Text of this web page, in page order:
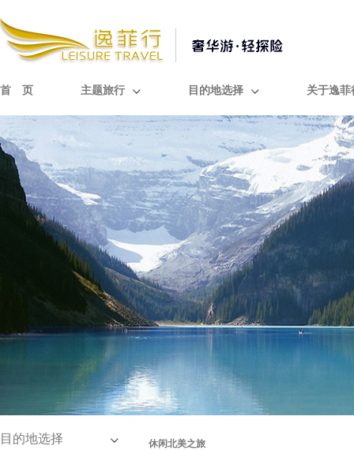
首 页 主题旅行 目的地选择 关于逸菲
目的地选择 休闲北美之旅